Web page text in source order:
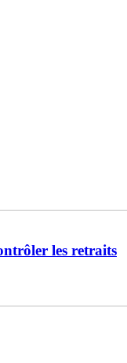
les retraits